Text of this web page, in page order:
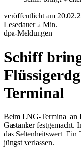
veröffentlicht am
Lesedauer 2 Min.
dpa-Meldungen
Schiff
Terminal
Beim LNG-Terminal an
Gastanker festgemacht.
das Seltenheitswert. Ein
jüngst verlassen.